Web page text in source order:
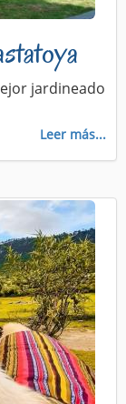
jardineado
Leer más...